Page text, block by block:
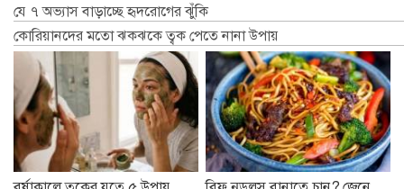
যে ৭ অভ্যাস বাড়াচ্ছে হৃদরোগের ঝুঁকি
কোরিয়ানদের মতো ঝকঝকে ত্বক পেতে নানা উপায়